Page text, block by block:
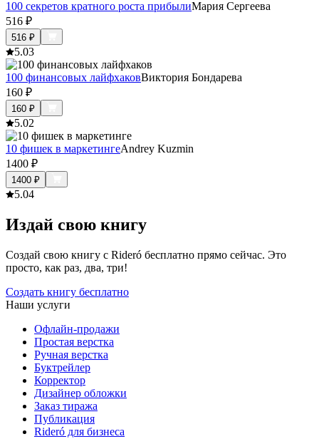
100 секретов кратного роста прибылиМария Сергеева
516 ₽
516 ₽
5.03
100 финансовых лайфхаковВиктория Бондарева
160 ₽
160 ₽
5.02
10 фишек в маркетингеAndrey Kuzmin
1400 ₽
1400 ₽
5.04
Издай свою книгу
Создай свою книгу с Rideró бесплатно прямо сейчас. Это
просто, как раз, два, три!
Создать книгу бесплатно
Наши услуги
Офлайн-продажи
Простая верстка
Ручная верстка
Буктрейлер
Корректор
Дизайнер обложки
Заказ тиража
Публикация
Rideró для бизнеса